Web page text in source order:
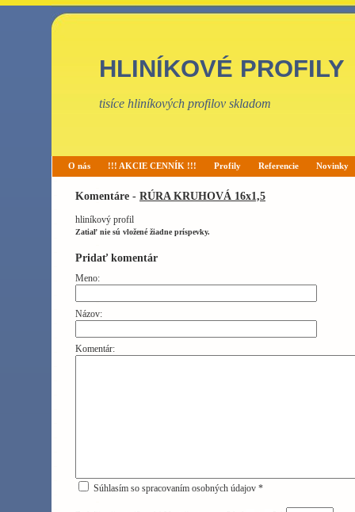
HLINÍKOVÉ PROFILY
tisíce hliníkových profilov skladom
O nás !!! AKCIE CENNÍK !!! Profily Referencie Novinky
Komentáre - RÚRA KRUHOVÁ 16x1,5
hliníkový profil
Zatiaľ nie sú vložené žiadne príspevky.
Pridať komentár
Meno:
Názov:
Komentár:
Súhlasím so spracovaním osobných údajov *